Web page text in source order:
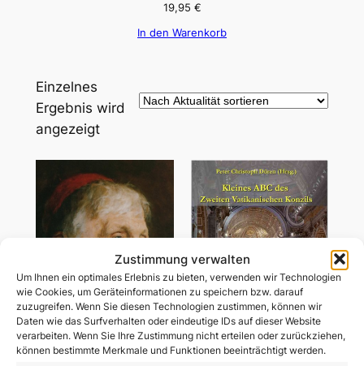
Zustimmung verwalten
Um Ihnen ein optimales Erlebnis zu bieten, verwenden wir Technologien
wie Cookies, um Geräteinformationen zu speichern bzw. darauf
zuzugreifen. Wenn Sie diesen Technologien zustimmen, können wir
Daten wie das Surfverhalten oder eindeutige IDs auf dieser Website
verarbeiten. Wenn Sie Ihre Zustimmung nicht erteilen oder zurückziehen,
können bestimmte Merkmale und Funktionen beeinträchtigt werden.
19,95 €
In den Warenkorb
Einzelnes
Ergebnis wird
angezeigt